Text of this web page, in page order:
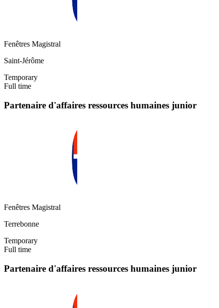
Fenêtres Magistral
Saint-Jérôme
Temporary
Full time
Partenaire d'affaires ressources humaines junior
Fenêtres Magistral
Terrebonne
Temporary
Full time
Partenaire d'affaires ressources humaines junior